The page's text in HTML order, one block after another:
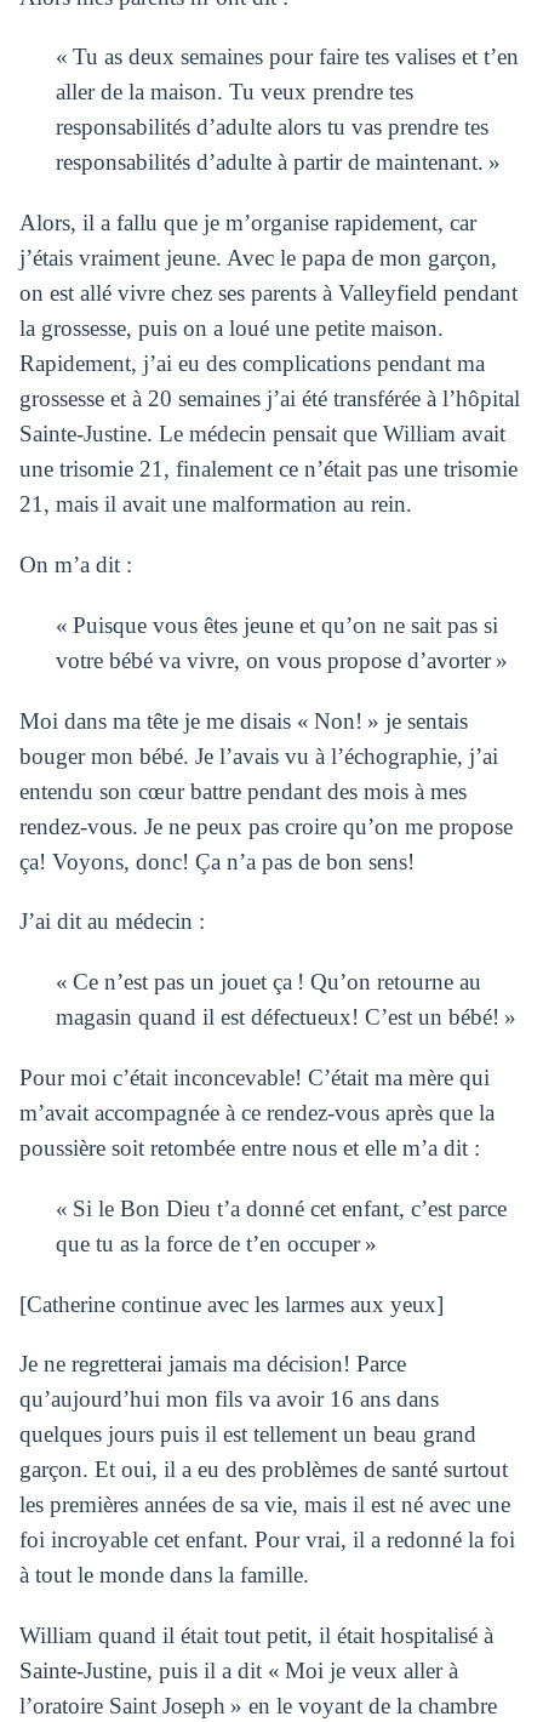
« Tu as deux semaines pour faire tes valises et t’en
aller de la maison. Tu veux prendre tes
responsabilités d’adulte alors tu vas prendre tes
responsabilités d’adulte à partir de maintenant. »
Alors, il a fallu que je m’organise rapidement, car
j’étais vraiment jeune. Avec le papa de mon garçon,
on est allé vivre chez ses parents à Valleyfield pendant
la grossesse, puis on a loué une petite maison.
Rapidement, j’ai eu des complications pendant ma
grossesse et à 20 semaines j’ai été transférée à l’hôpital
Sainte-Justine. Le médecin pensaitque William avait
une trisomie 21, finalement ce n’était pas une trisomie
21, mais il avait une malformation au rein.
On m’a dit :
« Puisque vous êtes jeune et qu’on ne sait pas si
votre bébé va vivre, on vous propose d’avorter »
Moi dans ma tête je me disais « Non! » je sentais
bouger mon bébé. Je l’avais vu à l’échographie, j’ai
entendu son cœur battre pendant des mois à mes
rendez-vous. Je ne peux pas croire qu’on me propose
ça! Voyons, donc! Ça n’a pas de bon sens!
J’ai dit au médecin :
« Ce n’est pas un jouet ça ! Qu’on retourne au
magasin quand il est défectueux! C’est un bébé! »
Pour moi c’était inconcevable! C’était ma mère qui
m’avait accompagnée à ce rendez-vous après que la
poussière soit retombée entre nous et elle m’a dit :
« Si le Bon Dieu t’a donné cet enfant, c’est parce
que tu as la force de t’en occuper»
[Catherine continue avec les larmes aux yeux]
Je ne regretterai jamais ma décision! Parce
qu’aujourd’hui mon fils va avoir 16 ans dans
quelques jours puis il est tellement un beau grand
garçon. Et oui, il a eu des problèmes de santé surtout
les premières années de sa vie, mais il est né avec une
foi incroyable cet enfant. Pour vrai, il a redonné la foi
à tout le monde dans la famille.
William quand il était tout petit, il était hospitalisé à
Sainte-Justine, puis il a dit « Moi je veux aller à
l’oratoire Saint Joseph » en le voyant de la chambre